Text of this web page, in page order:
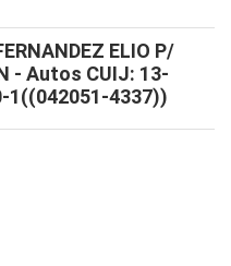
ELIO P/
- Autos CUIJ: 13-
1((042051-4337))